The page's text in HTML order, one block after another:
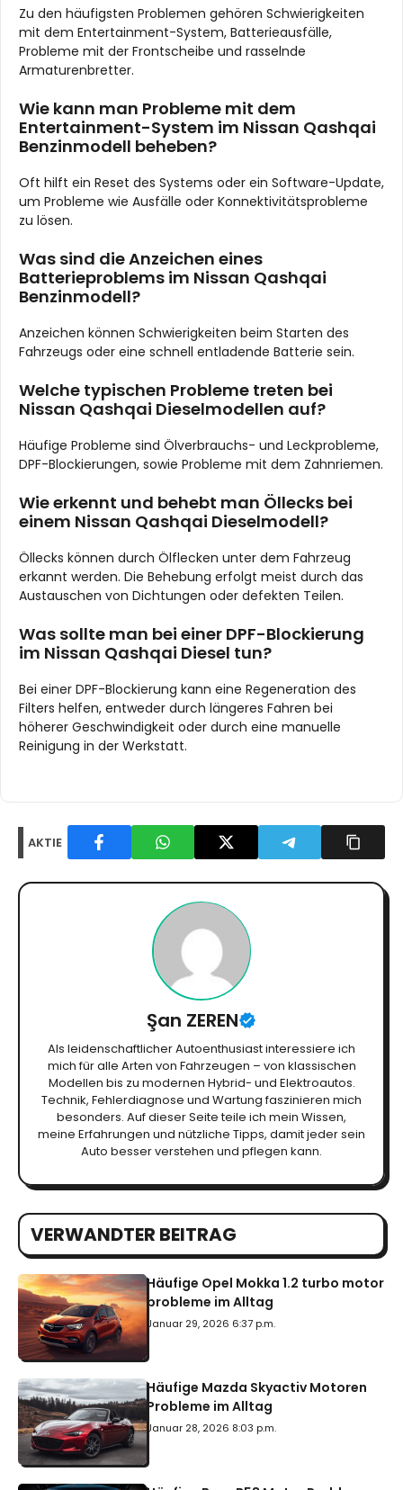
Zu den häufigsten Problemen gehören Schwierigkeiten
mit dem Entertainment-System, Batterieausfälle,
Probleme mit der Frontscheibe und rasselnde
Armaturenbretter.
Wie kann man Probleme mit dem
Entertainment-System im Nissan Qashqai
Benzinmodell beheben?
Oft hilft ein Reset des Systems oder ein Software-Update,
um Probleme wie Ausfälle oder Konnektivitätsprobleme
zu lösen.
Was sind die Anzeichen eines
Batterieproblems im Nissan Qashqai
Benzinmodell?
Anzeichen können Schwierigkeiten beim Starten des
Fahrzeugs oder eine schnell entladende Batterie sein.
Welche typischen Probleme treten bei
Nissan Qashqai Dieselmodellen auf?
Häufige Probleme sind Ölverbrauchs- und Leckprobleme,
DPF-Blockierungen, sowie Probleme mit dem Zahnriemen.
Wie erkennt und behebt man Öllecks bei
einem Nissan Qashqai Dieselmodell?
Öllecks können durch Ölflecken unter dem Fahrzeug
erkannt werden. Die Behebung erfolgt meist durch das
Austauschen von Dichtungen oder defekten Teilen.
Was sollte man bei einer DPF-Blockierung
im Nissan Qashqai Diesel tun?
Bei einer DPF-Blockierung kann eine Regeneration des
Filters helfen, entweder durch längeres Fahren bei
höherer Geschwindigkeit oder durch eine manuelle
Reinigung in der Werkstatt.
AKTIE
Şan ZEREN
Als leidenschaftlicher Autoenthusiast interessiere ich
mich für alle Arten von Fahrzeugen – von klassischen
Modellen bis zu modernen Hybrid- und Elektroautos.
Technik, Fehlerdiagnose und Wartung faszinieren mich
besonders. Auf dieser Seite teile ich mein Wissen,
meine Erfahrungen und nützliche Tipps, damit jeder sein
Auto besser verstehen und pflegen kann.
VERWANDTER BEITRAG
Häufige Opel Mokka 1.2 turbo motor
probleme im Alltag
Januar 29, 2026 6:37 p.m.
Häufige Mazda Skyactiv Motoren
Probleme im Alltag
Januar 28, 2026 8:03 p.m.